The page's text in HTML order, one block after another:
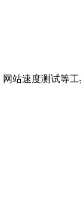
站速度测试等工